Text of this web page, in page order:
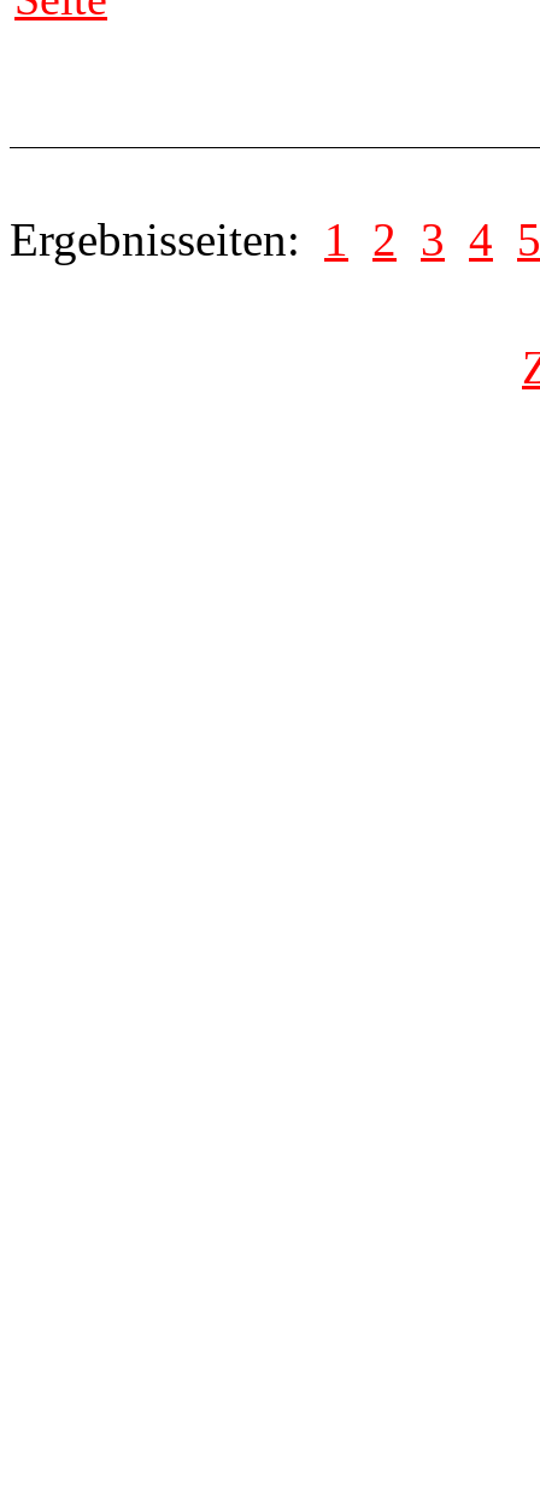
Ergebnisseiten: 1 2 3 4 5